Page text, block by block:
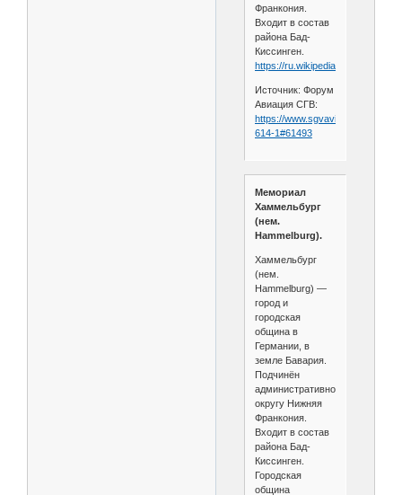
Франкония.
Входит в состав
района Бад-
Киссинген.
https://ru.wikipedia.org/wiki....0г.
Источник: Форум
Авиация СГВ:
https://www.sgvavia.ru/forum/
614-1#61493
Мемориал
Хаммельбург
(нем.
Hammelburg).
Хаммельбург
(нем.
Hammelburg) —
город и
городская
община в
Германии, в
земле Бавария.
Подчинён
административному
округу Нижняя
Франкония.
Входит в состав
района Бад-
Киссинген.
Городская
община